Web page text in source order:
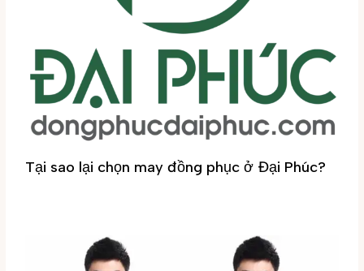
Tại sao lại chọn may đồng phục ở Đại Phúc?